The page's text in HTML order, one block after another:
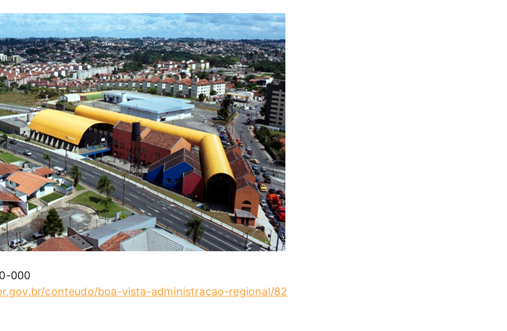
000
conteudo/boa-vista-administracao-regional/82